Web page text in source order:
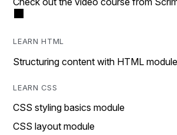
LEARN HTML
Structuring content with HTML module
LEARN CSS
CSS styling basics module
CSS layout module